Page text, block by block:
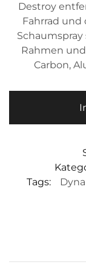
Destroy
Fahrrad
Rahmen
Carbon,
Tags: